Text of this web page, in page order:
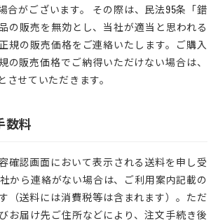
合がございます。 その際は、民法95条「錯
の販売を無効とし、当社が適当と思われる
規の販売価格をご連絡いたします。ご購入
の販売価格でご納得いただけない場合は、
せていただきます。
数料
確認画面において表示される送料を申し受
から連絡がない場合は、ご利用案内記載の
（送料には消費税等は含まれます）。ただ
お届け先ご住所などにより、注文手続き後